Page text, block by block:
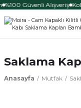
%100 Güvenli Alışveriş
Saklama
Anasayfa Mutfak